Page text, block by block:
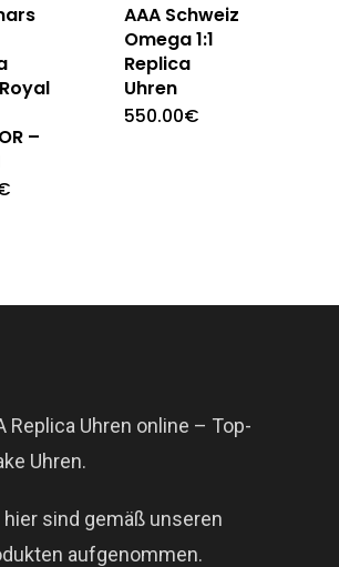
–
AAA Schweiz
Omega 1:1
Replica
Uhren
550.00€
Replica Uhren online – Top-
Uhren.
hier sind gemäß unseren
aufgenommen.